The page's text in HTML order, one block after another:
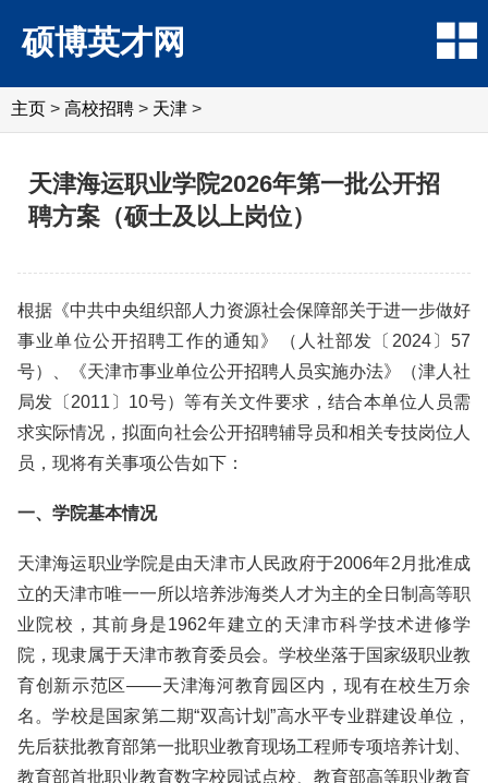
硕博英才网
主页 > 高校招聘 > 天津 >
天津海运职业学院2026年第一批公开招
聘方案（硕士及以上岗位）
根据《中共中央组织部人力资源社会保障部关于进一步做好
事业单位公开招聘工作的通知》（人社部发〔2024〕57
号）、《天津市事业单位公开招聘人员实施办法》（津人社
局发〔2011〕10号）等有关文件要求，结合本单位人员需
求实际情况，拟面向社会公开招聘辅导员和相关专技岗位人
员，现将有关事项公告如下：
一、学院基本情况
天津海运职业学院是由天津市人民政府于2006年2月批准成
立的天津市唯一一所以培养涉海类人才为主的全日制高等职
业院校，其前身是1962年建立的天津市科学技术进修学
院，现隶属于天津市教育委员会。学校坐落于国家级职业教
育创新示范区——天津海河教育园区内，现有在校生万余
名。学校是国家第二期“双高计划”高水平专业群建设单位，
先后获批教育部第一批职业教育现场工程师专项培养计划、
教育部首批职业教育数字校园试点校、教育部高等职业教育